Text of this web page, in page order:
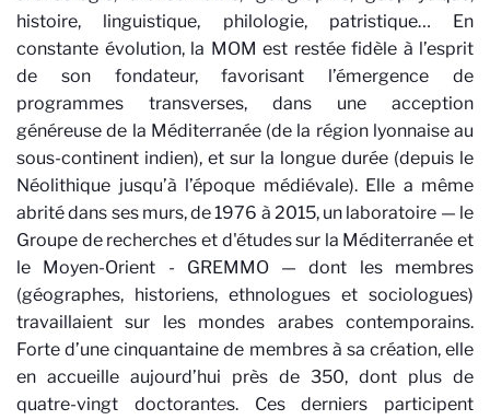
histoire, linguistique, philologie, patristique… En
constante évolution, la MOM est restée fidèle à l’esprit
de son fondateur, favorisant l’émergence de
programmes transverses, dans une acception
généreuse de la Méditerranée (de la région lyonnaise au
sous-continent indien), et sur la longue durée (depuis le
Néolithique jusqu’à l’époque médiévale). Elle a même
abrité dans ses murs, de 1976 à 2015, un laboratoire — le
Groupe de recherches et d'études sur la Méditerranée et
le Moyen-Orient - GREMMO — dont les membres
(géographes, historiens, ethnologues et sociologues)
travaillaient sur les mondes arabes contemporains.
Forte d’une cinquantaine de membres à sa création, elle
en accueille aujourd’hui près de 350, dont plus de
quatre-vingt doctorantes. Ces derniers participent